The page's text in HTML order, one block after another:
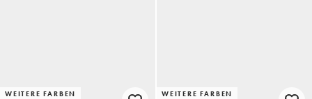
WEITERE FARBEN WEITERE FARBEN